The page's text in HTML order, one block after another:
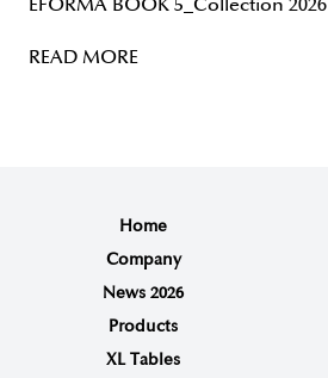
EFORMA BOOK 5_Collection 2026
READ MORE
Home
Company
News 2026
Products
XL Tables